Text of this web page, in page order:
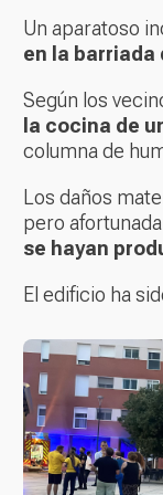
Un aparatoso
en la barriada
Según los
la cocina de
columna de
Los daños
pero
se hayan
El edificio ha